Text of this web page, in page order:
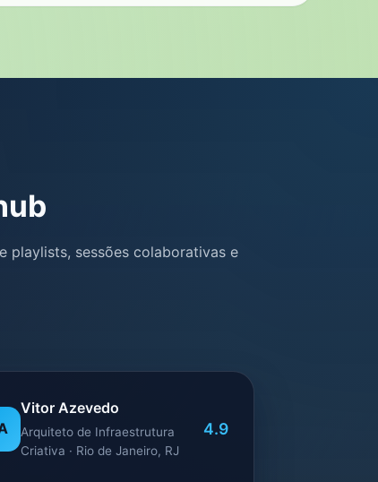
playlists, sessões colaborativas e
Vitor Azevedo
Arquiteto de Infraestrutura
Criativa · Rio de Janeiro, RJ
4.9